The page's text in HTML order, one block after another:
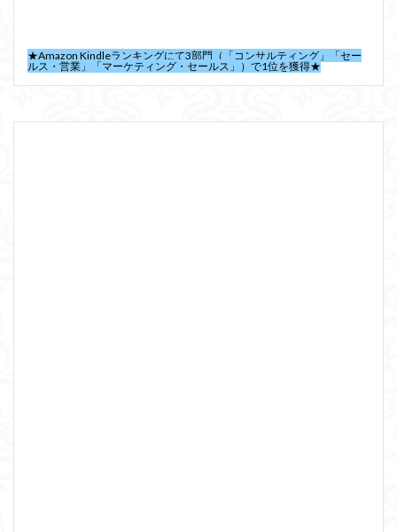
★Amazon Kindleランキングにて3部門（「コンサルティング」「セー
ルス・営業」「マーケティング・セールス」）で1位を獲得★